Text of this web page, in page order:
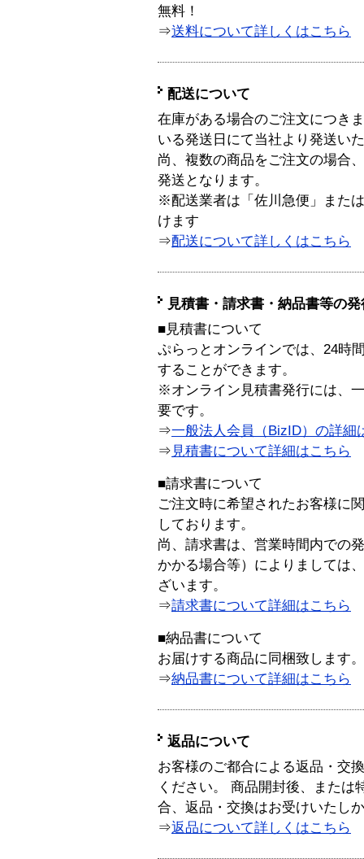
無料！
⇒送料について詳しくはこちら
配送について
在庫がある場合のご注文につき
いる発送日にて当社より発送い
尚、複数の商品をご注文の場合
発送となります。
※配送業者は「佐川急便」また
けます
⇒配送について詳しくはこちら
見積書・請求書・納品書等の
■見積書について
ぷらっとオンラインでは、24時
することができます。
※オンライン見積書発行には、
要です。
⇒一般法人会員（BizID）の詳細
⇒ 見積書について詳細はこちら
■請求書について
ご注文時に希望されたお客様に
しております。
尚、請求書は、営業時間内での
かかる場合等）によりましては
ざいます。
⇒請求書について詳細はこちら
■納品書について
お届けする商品に同梱致します。
⇒納品書について詳細はこちら
返品について
お客様のご都合による返品・交
ください。 商品開封後、または
合、返品・交換はお受けいたし
⇒返品について詳しくはこちら